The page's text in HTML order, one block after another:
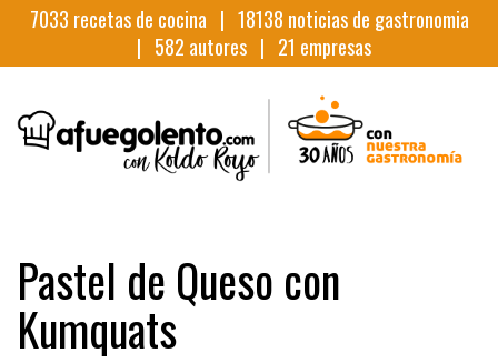
7033 recetas de cocina | 18138 noticias de gastronomia
| 582 autores | 21 empresas
Pastel de Queso con
Kumquats